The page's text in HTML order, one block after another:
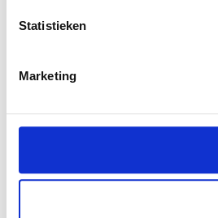
Statistieken
Marketing